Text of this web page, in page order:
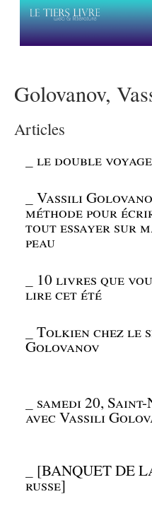
Golovanov,
Articles
_le double
_Vassili
méthode pour
tout essayer sur
peau
10 livres que
lire cet été
_Tolkien chez le
Golovanov
samedi 20,
avec Vassili
[BANQUET DE
russe]